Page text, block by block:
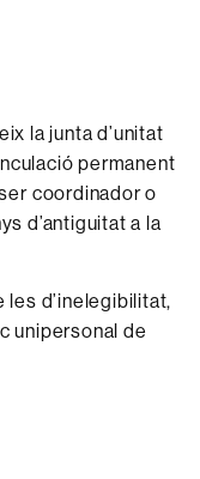
lajunta d’unitat
permanent
coordinadoro
d’antiguitat a la
les d’inelegibilitat,
unipersonal de